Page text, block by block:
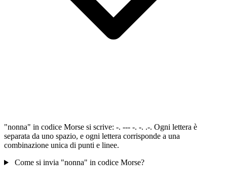
"nonna" in codice Morse si scrive: -. --- -. -. .-. Ogni lettera è
separata da uno spazio, e ogni lettera corrisponde a una
combinazione unica di punti e linee.
Come si invia "nonna" in codice Morse?